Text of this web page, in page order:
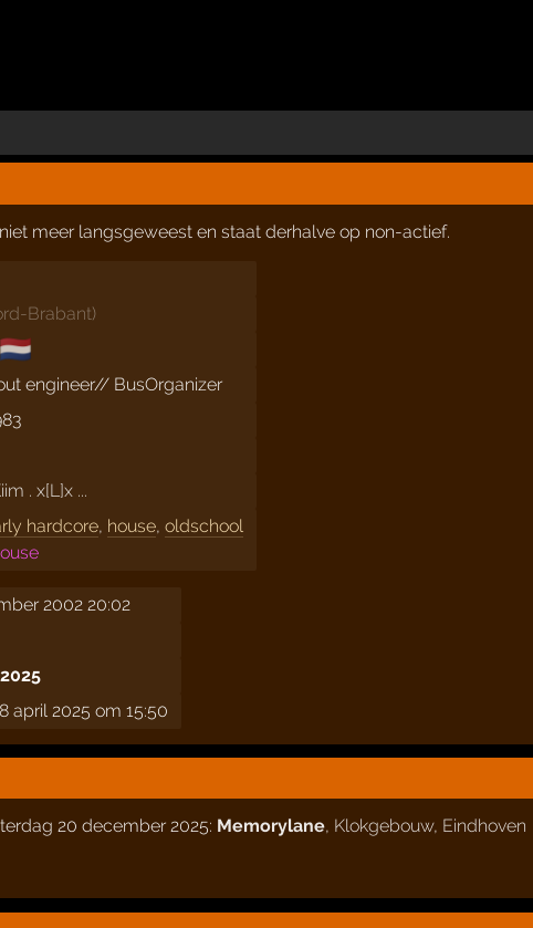
meer langsgeweest en staat derhalve op non-actief.
Brabant)
🇳🇱
engineer// BusOrganizer
. x[L]x ...
hardcore, house,oldschool
2002 20:02
april 2025 om 15:50
20 december 2025: Memorylane, Klokgebouw, Eindhoven